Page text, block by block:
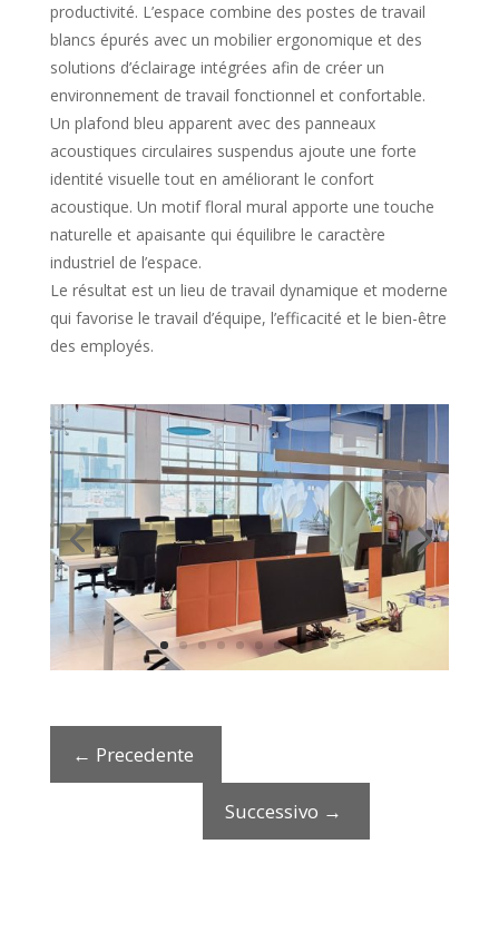
productivité. L’espace combine des postes de travail
blancs épurés avec un mobilier ergonomique et des
solutions d’éclairage intégrées afin de créer un
environnement de travail fonctionnel et confortable.
Un plafond bleu apparent avec des panneaux
acoustiques circulaires suspendus ajoute une forte
identité visuelle tout en améliorant le confort
acoustique. Un motif floral mural apporte une touche
naturelle et apaisante qui équilibre le caractère
industriel de l’espace.
Le résultat est un lieu de travail dynamique et moderne
qui favorise le travail d’équipe, l’efficacité et le bien-être
des employés.
← Precedente
Successivo →